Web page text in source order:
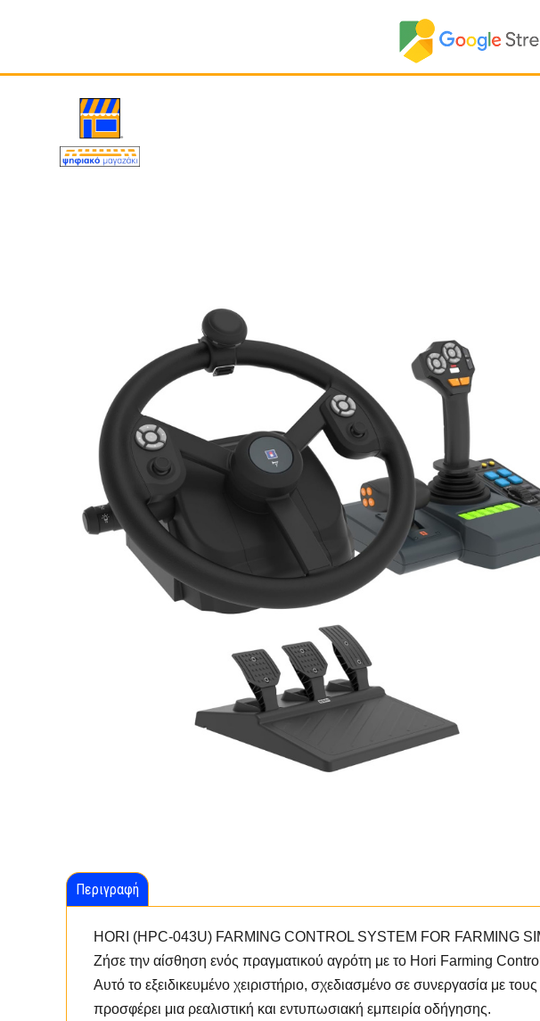
Περιγραφή
HORI (HPC-043U) FARMING CONTROL SYSTEM FOR FARMING
Ζήσε την αίσθηση ενός πραγματικού αγρότη με το Hori Farming
Αυτό το εξειδικευμένο χειριστήριο, σχεδιασμένο σε συνεργασία με
προσφέρει μια ρεαλιστική και εντυπωσιακή εμπειρία οδήγησης.